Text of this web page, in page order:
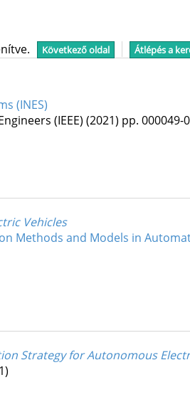
Következő oldal Átlépés a
(INES)
(IEEE) (2021) pp. 000049-
Vehicles
Methods and Models in
Strategy for Autonomous